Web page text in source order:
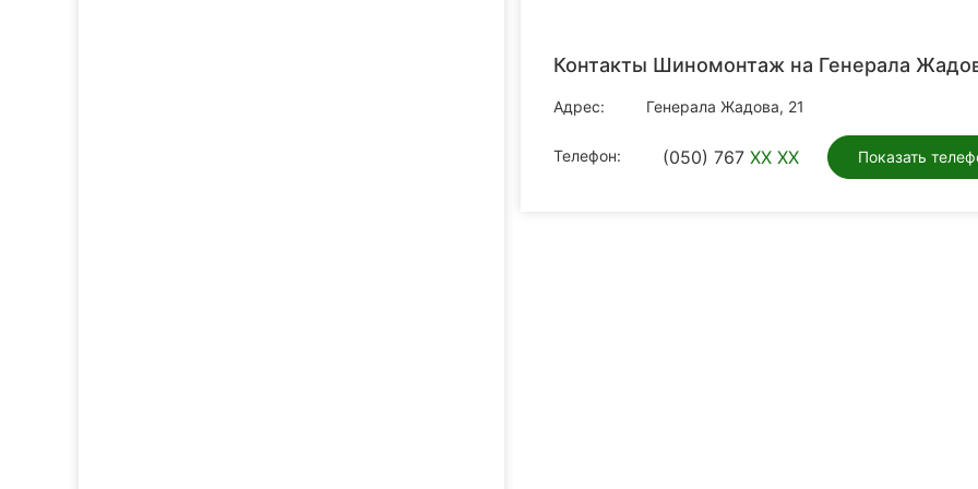
Контакты Шиномонтаж на Генерала
Адрес: Генерала Жадова, 21
Телефон: (050) 767 XX XX Показать